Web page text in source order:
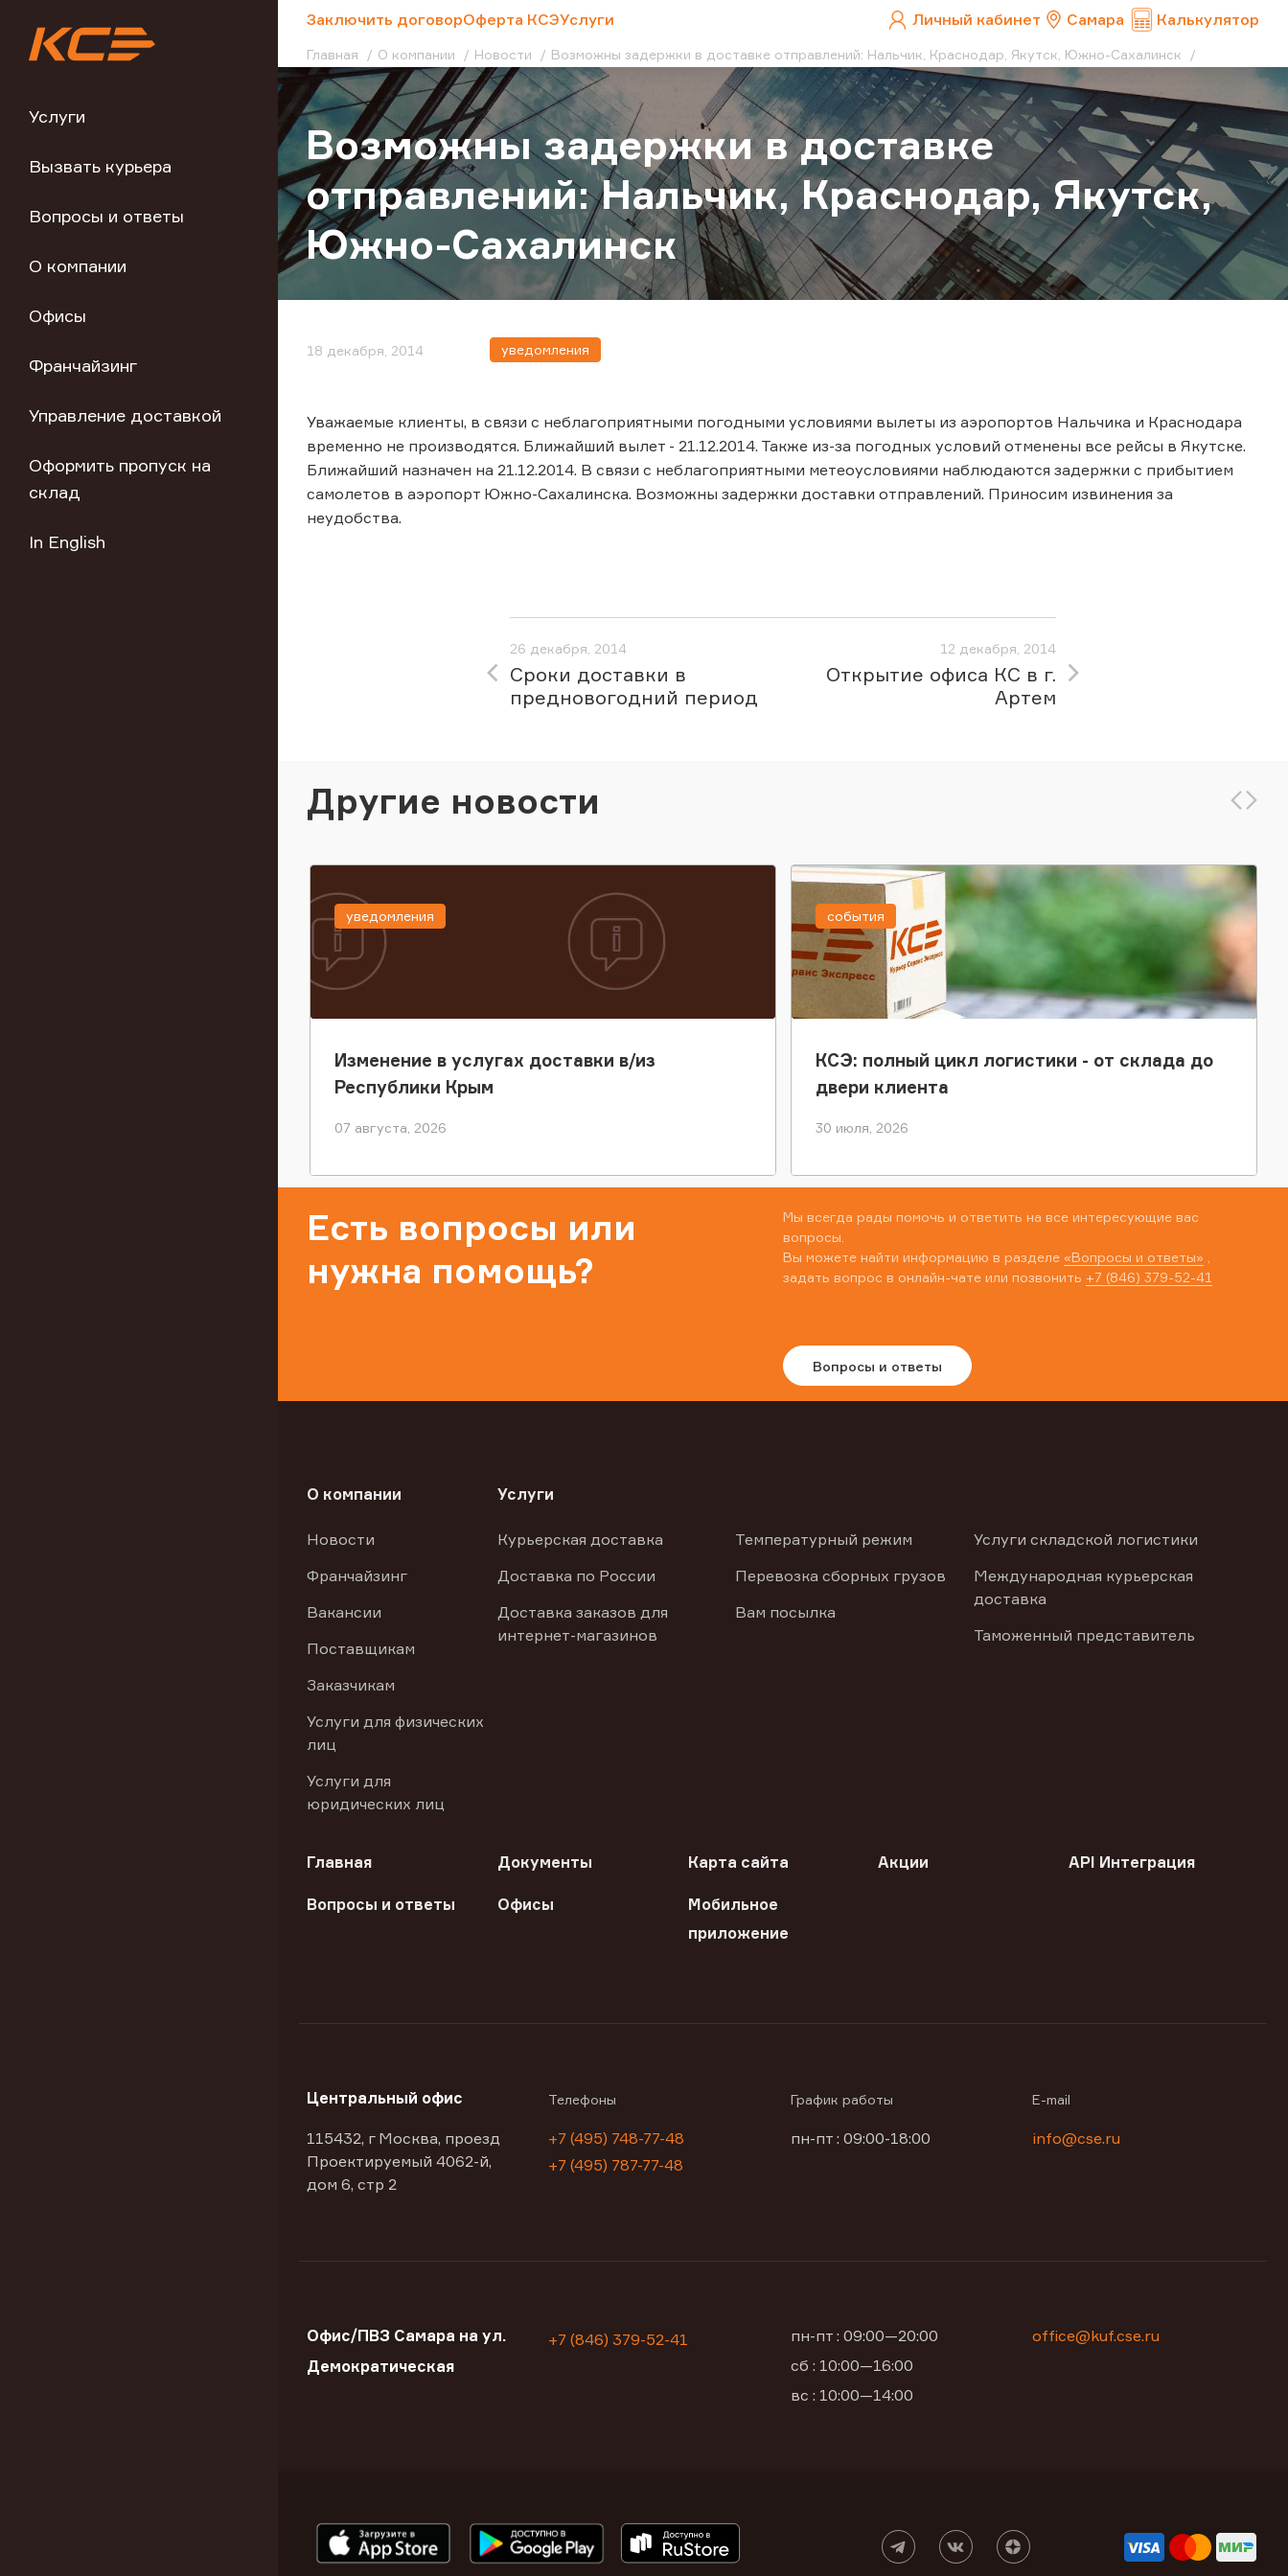
Услуги
Вызвать курьера
Вопросы и ответы
О компании
Офисы
Франчайзинг
Управление доставкой
Оформить пропуск на
склад
In English
Заключить договорОферта КСЭУслуги Личный кабинет Самара Калькулятор
Главная О компании Новости Возможны задержки в доставке отправлений: Нальчик, Краснодар, Якутск, Южно-Сахалинск
Возможны задержки в доставке
отправлений: Нальчик, Краснодар, Якутск,
Южно-Сахалинск
18 декабря, 2014 уведомления
Уважаемые клиенты, в связи с неблагоприятными погодными условиями вылеты из аэропортов Нальчика и Краснодара
временно не производятся. Ближайший вылет - 21.12.2014. Также из-за погодных условий отменены все рейсы в Якутске.
Ближайший назначен на 21.12.2014. В связи с неблагоприятными метеоусловиями наблюдаются задержки с прибытием
самолетов в аэропорт Южно-Сахалинска. Возможны задержки доставки отправлений. Приносим извинения за
неудобства.
26 декабря, 2014
Сроки доставки в
предновогодний период
12 декабря, 2014
Открытие офиса КС в г.
Артем
Другие новости
Изменение в услугах доставки в/из
Республики Крым
07 августа, 2026
уведомления
КСЭ: полный цикл логистики - от склада до
двери клиента
30 июля, 2026
события
Есть вопросы или
нужна помощь?
Мы всегда рады помочь и ответить на все интересующие вас
вопросы.
Вы можете найти информацию в разделе «Вопросы и ответы»
задать вопрос в онлайн-чате или позвонить +7 (846) 379-52-41
Вопросы и ответы
О компании
Новости
Франчайзинг
Вакансии
Поставщикам
Заказчикам
Услуги для физических
лиц
Услуги для
юридических лиц
Услуги
Курьерская доставка
Доставка по России
Доставка заказов для
интернет-магазинов
Температурный режим
Перевозка сборных грузов
Вам посылка
Услуги складской логистики
Международная курьерская
доставка
Таможенный представитель
Главная Документы Карта сайта Акции API Интеграция
Вопросы и ответы Офисы
Мобильное
приложение
Центральный офис
115432, г Москва, проезд
Проектируемый 4062-й,
дом 6, стр 2
Телефоны
+7 (495) 748-77-48
+7 (495) 787-77-48
График работы
пн-пт : 09:00-18:00
E-mail
info@cse.ru
Офис/ПВЗ Самара на ул.
Демократическая
+7 (846) 379-52-41
пн-пт : 09:00—20:00
сб : 10:00—16:00
вс : 10:00—14:00
office@kuf.cse.ru